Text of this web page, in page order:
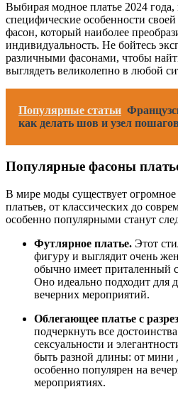
Выбирая модное платье 2024
специфические особенности
фасон, который наиболее
индивидуальность. Не бойтесь
различными фасонами, чтобы
выглядеть великолепно в любой
Популярные статьи
как делать шов и узел
Популярные фасоны
В мире моды существует огромное
платьев, от классических до
особенно популярными станут
Футлярное платье. Этот
фигуру и выглядит очень
обычно имеет приталенный
Оно идеально подходит для
вечерних мероприятий.
Облегающее платье с
подчеркнуть все
сексуальности и
быть разной длины: от мини
особенно популярен на
мероприятиях.